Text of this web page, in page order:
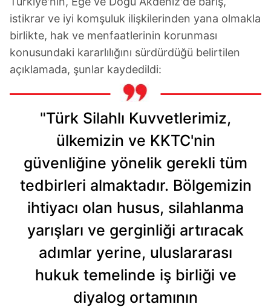
istikrar ve iyi komşuluk ilişkilerinden yana olmakla
birlikte, hak ve menfaatlerinin korunması
konusundaki kararlılığını sürdürdüğü belirtilen
açıklamada, şunlar kaydedildi:
"Türk Silahlı Kuvvetlerimiz,
ülkemizin ve KKTC'nin
güvenliğine yönelik gerekli tüm
tedbirleri almaktadır. Bölgemizin
ihtiyacı olan husus, silahlanma
yarışları ve gerginliği artıracak
adımlar yerine, uluslararası
hukuk temelinde iş birliği ve
diyalog ortamının